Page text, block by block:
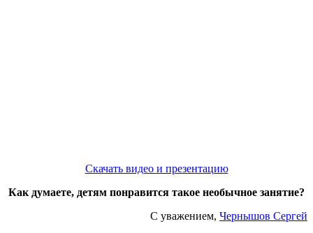
Скачать видео и презентацию
Как думаете, детям понравится такое необычное занятие?
С уважением, Чернышов Сергей